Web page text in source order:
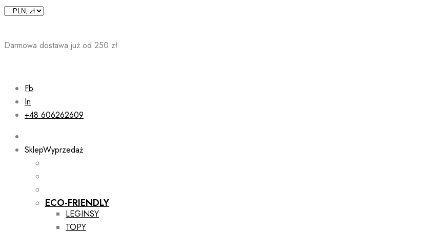
Skip
Darmowa dostawa już od 250 zł
Fb
In
+48 606262609
SklepWyprzedaż
ECO-FRIENDLY
LEGINSY
TOPY